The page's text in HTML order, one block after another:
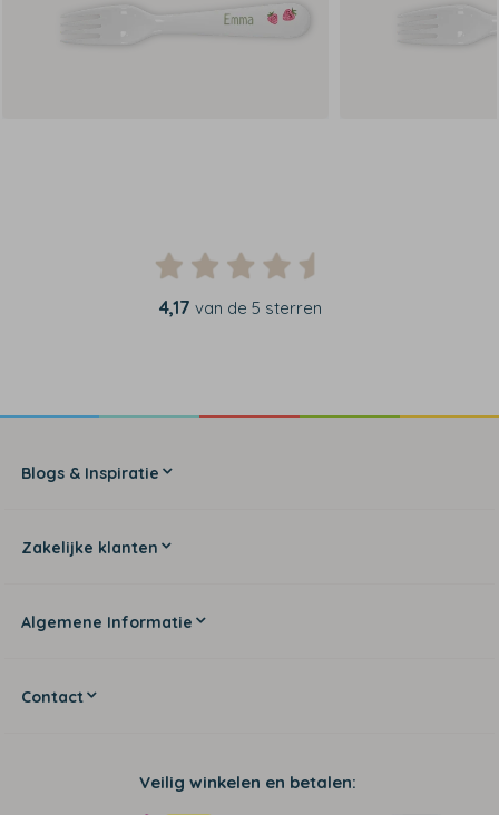
4,17 van de 5 sterren
Blogs & Inspiratie
Zakelijke klanten
Algemene Informatie
Contact
Veilig winkelen en betalen: